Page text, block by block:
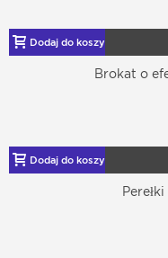
Dodaj do koszyka
Brokat o
Dodaj do koszyka